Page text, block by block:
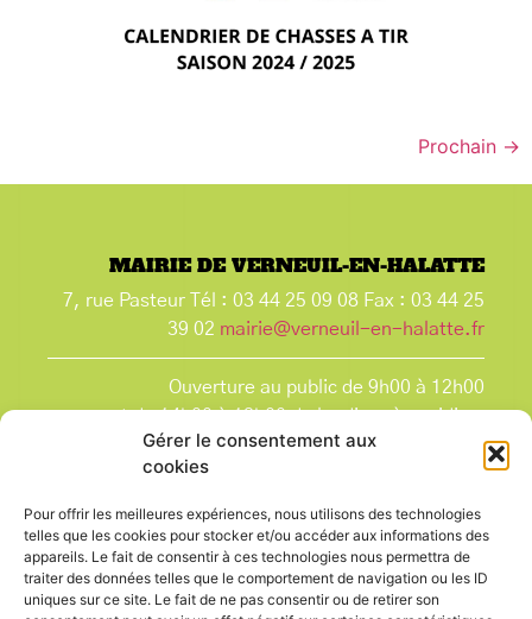
Gérer le consentement aux
cookies
Pour offrir les meilleures expériences, nous utilisons des technologies
telles que les cookies pour stocker et/ou accéder aux informations des
appareils. Le fait de consentir à ces technologies nous permettra de
traiter des données telles que le comportement de navigation ou les ID
uniques sur ce site. Le fait de ne pas consentir ou de retirer son
Prochain →
MAIRIE DE VERNEUIL-EN-HALATTE
7, rue Pasteur Tél : 03 44 25 09 08 Fax : 03 44 25
39 02 mairie@verneuil-en-halatte.fr
Ouverture au public de 9h00 à 12h00
et de 14h00 à 18h00 du lundi après-midi au
vendredi,
et le samedi de 9h00 à 12h00.
que les jours fériés.